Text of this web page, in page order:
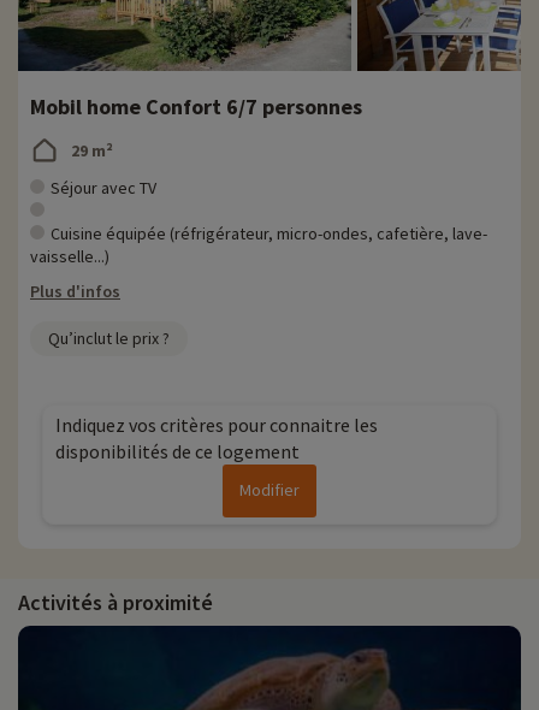
Mobil home Confort 6/7 personnes
29 m²
Séjour avec TV
Cuisine équipée (réfrigérateur, micro-ondes, cafetière, lave-
vaisselle...)
Plus d'infos
Qu’inclut le prix ?
Indiquez vos critères pour connaitre les
disponibilités de ce logement
Modifier
Activités à proximité